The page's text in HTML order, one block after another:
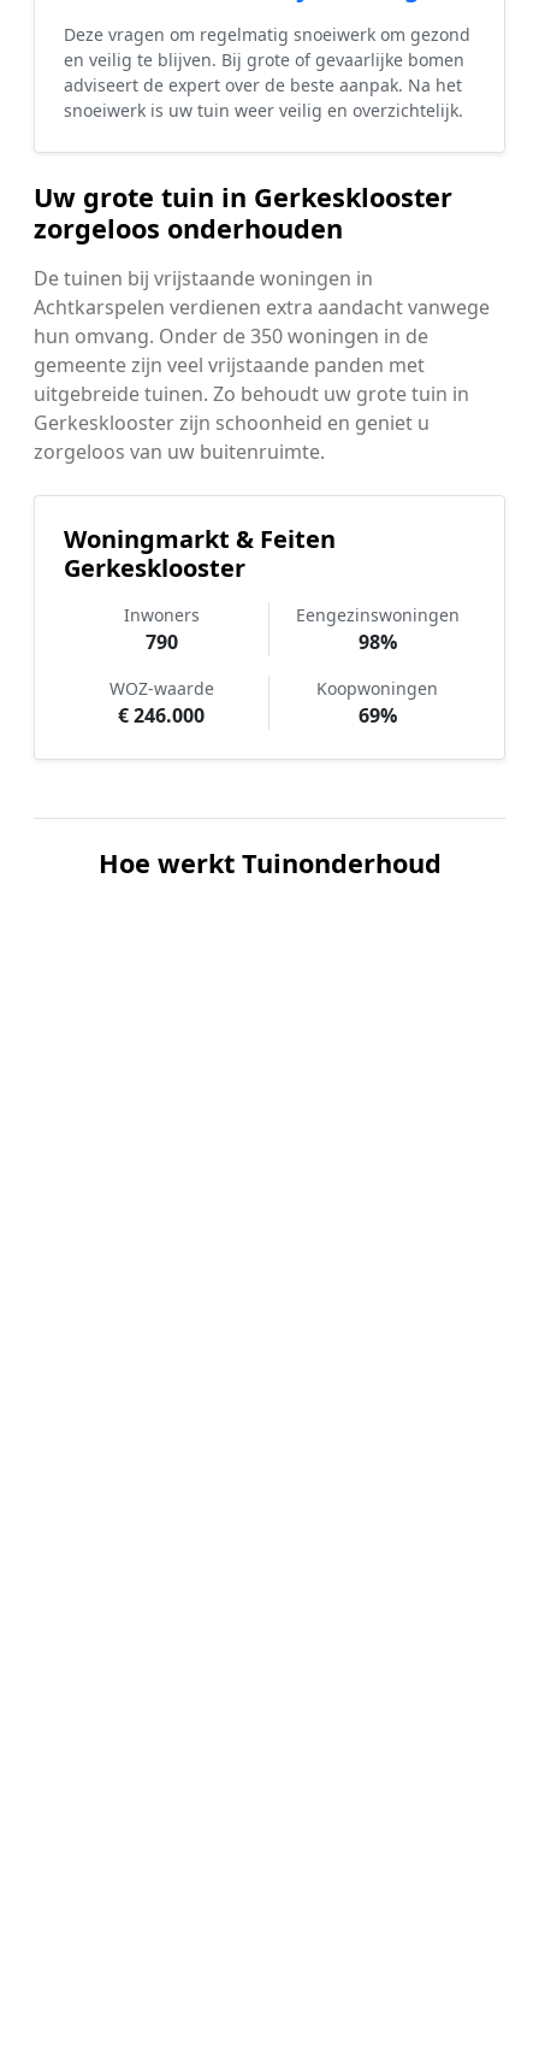
Deze vragen om regelmatig snoeiwerk om gezond
en veilig te blijven. Bij grote of gevaarlijke bomen
adviseert de expert over de beste aanpak. Na het
snoeiwerk is uw tuin weer veilig en overzichtelijk.
Uw grote tuin in Gerkesklooster
zorgeloos onderhouden
De tuinen bij vrijstaande woningen in
Achtkarspelen verdienen extra aandacht vanwege
hun omvang. Onder de 350 woningen in de
gemeente zijn veel vrijstaande panden met
uitgebreide tuinen. Zo behoudt uw grote tuin in
Gerkesklooster zijn schoonheid en geniet u
zorgeloos van uw buitenruimte.
Woningmarkt & Feiten
Gerkesklooster
Inwoners
790
Eengezinswoningen
98%
WOZ-waarde
€ 246.000
Koopwoningen
69%
Hoe werkt Tuinonderhoud